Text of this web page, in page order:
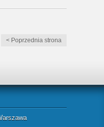
< Poprzednia strona